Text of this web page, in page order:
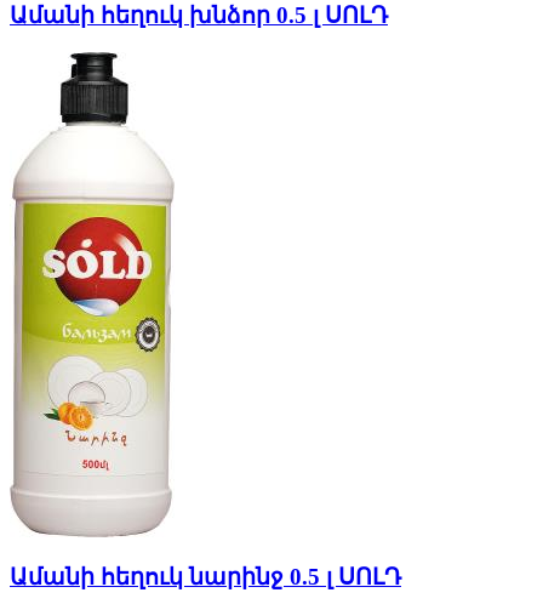
Ամանի հեղուկ խնձոր 0.5 լ ՍՈԼԴ
Ամանի հեղուկ նարինջ 0.5 լ ՍՈԼԴ